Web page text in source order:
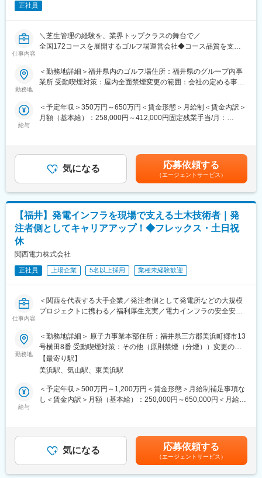
変更の範囲：会社の定める業務
完全週休2日制で、祝日もお休みです。また残業は月15時間程度
りますので、ライフワークバランスを重視して働くことが可能で
す。
変更の範囲：会社の定める業務
正社員
仕事内容
＼芝生管理の経験を、業界トップクラスの舞台で／
全国172コースを展開するゴルフ場運営会社◆コース品質を支え
全国のゴルフ場にて、芝生・植栽・設備をはじめとしたコース全
を担当します。自然環境の中で働きながら、専門スキルを身につ
けたい方に最適な環境です。
肥・施薬、散水など）
・植栽や樹木の手入れ、バンカー整備等の各設備管理
・重機・各種機械の操作およびメンテナンス
・季節・気候に応じた年間コースメンテナンス計画の策定
・コース品質維持のための改善提案
※現場業務と管理業務をバランスよく担当します。
■包括的なマネジメント：
・機械・設備の管理、運用フローの最適化
・品質基準に基づいたコースコンディション管理
■スタッフ育成：
・会社方針や運営の仕組みの浸透
・次世代リーダーの育成およびチーム力強化
・材料費用のコントロール
・季節ごとの必要資材の計画的調達
・利益確保に向けたコスト管理と実績管理
■働きやすさ：
・残業月6時間程度
・早朝勤務の日は午後の自由時間が確保しやすい働き方
・車通勤OK（ガソリン代支給）、制服・装備も完備
・業界最大手級のグループの安定基盤
■研修体制：
勤務地
＜勤務地詳細＞福井県内のゴルフ場住所：福井県のグループ内事
業所 受動喫煙対策：屋内全面禁煙変更の範囲：会社の定める事業
給与
＜予定年収＞350万円～650万円＜賃金形態＞月給制＜賃金内訳＞
月額（基本給）：258,000円～412,000円固定残業手当/月：
や実績により決定します。■賞与：年2回（7月／12月支給）賃金
はあくまでも目安の金額であり、選考を通じて上下する可能性が
あります。月給(月額)は固定手当を含めた表記です。
気になる 応募依頼する
（エージェントサービス）
【福井】発電インフラを現場で支える土木技術者｜発
注者側としてキャリアアップ！◆フレックス・土日祝
休
関西電力株式会社
正社員 上場企業 5名以上採用 業種未経験歓迎
仕事内容
＜関西を代表する大手企業／発注者側として発電所などの大規模
プロジェクトに携わる／福利厚生充実／電力インフラの安全安定
関西電力の電力インフラを、最前線の現場から支える土木技術職
です。
プロフェッショナル職は、現場第一線で経験を積みながら、「設
備のプロ」として専門性を高めていくキャリアです。
■業務概要
・工事発注、施工会社との調整・手配
・現場における工事監理、進捗・安全・品質管理
・現場第一線での土木工作物（トンネル、橋梁、ダム、海洋構造
勤務地
＜勤務地詳細＞ 原子力事業本部住所：福井県三方郡美浜町郷市13
号横田8番 受動喫煙対策：その他（原則禁煙（分煙））変更の範
囲：ジョブローテーションに合わせて勤務地が当社各拠点（出向
等含む）に変更となる可能性あり
【最寄り駅】
美浜駅、気山駅、東美浜駅
給与
＜予定年収＞500万円～1,200万円＜賃金形態＞月給制補足事項な
し＜賃金内訳＞月額（基本給）：250,000円～650,000円＜月給＞
月）■昇給：年1回（主に4月もしくは7月）賃金はあくまでも目安
の金額であり、選考を通じて上下する可能性があります。月給(月
額)は固定手当を含めた表記です。
気になる 応募依頼する
（エージェントサービス）